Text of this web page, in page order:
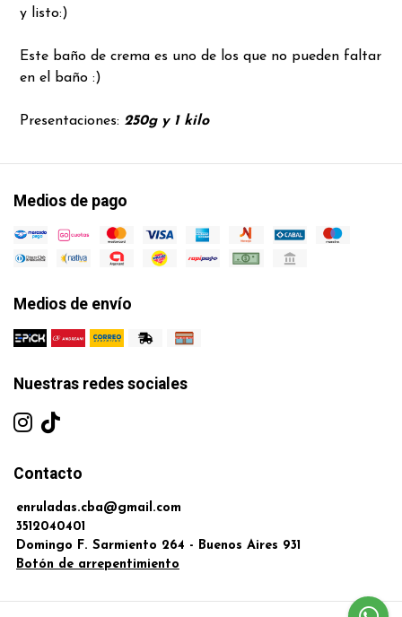
y listo:)
Este baño de crema es uno de los que no pueden faltar
en el baño :)
Presentaciones: 250g y 1 kilo
Medios de pago
Medios de envío
Nuestras redes sociales
Contacto
enruladas.cba@gmail.com
3512040401
Domingo F. Sarmiento 264 - Buenos Aires 931
Botón de arrepentimiento